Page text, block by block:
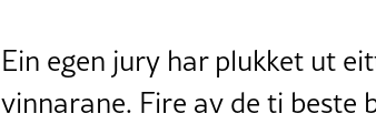
Ein egen jury har plukket ut
vinnarane. Fire av de ti beste